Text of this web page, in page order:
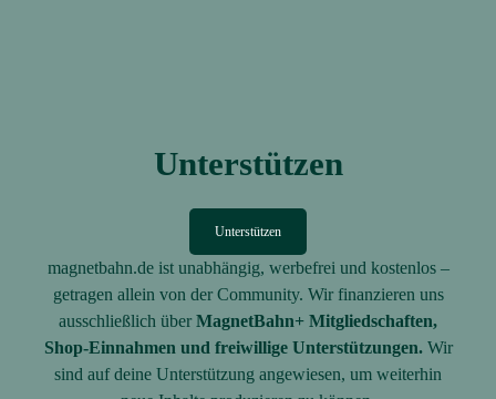
Unterstützen
Unterstützen
magnetbahn.de ist unabhängig, werbefrei und kostenlos –
getragen allein von der Community. Wir finanzieren uns
ausschließlich über MagnetBahn+ Mitgliedschaften,
Shop-Einnahmen und freiwillige Unterstützungen.Wir
sind auf deine Unterstützung angewiesen, um weiterhin